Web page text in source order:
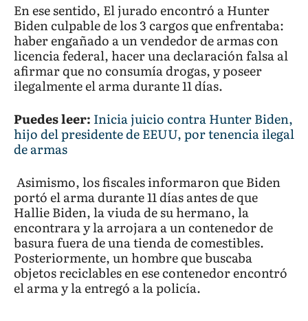
En ese sentido, El jurado encontró a Hunter
Biden culpable de los 3 cargos que enfrentaba:
haber engañado a un vendedor de armas con
licencia federal, hacer una declaración falsa al
afirmar que no consumía drogas, y poseer
ilegalmente el arma durante 11 días.
Puedes leer: Inicia juicio contra Hunter Biden,
hijo del presidente de EEUU, por tenencia ilegal
de armas
Asimismo, los fiscales informaron que Biden
portó el arma durante 11 días antes de que
Hallie Biden, la viuda de su hermano, la
encontrara y la arrojara a un contenedor de
basura fuera de una tienda de comestibles.
Posteriormente, un hombre que buscaba
objetos reciclables en ese contenedor encontró
el arma y la entregó a la policía.